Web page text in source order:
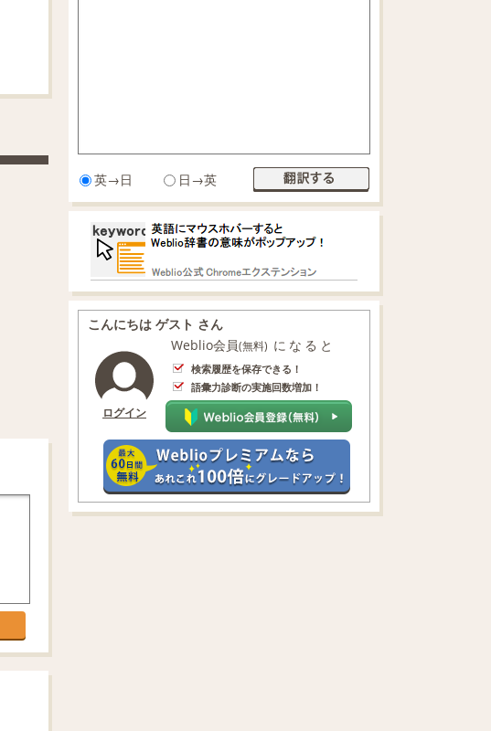
英→日 日→英
こんにちは ゲスト さん
ログイン
Weblio会員(無料) になると
検索履歴を保存できる！
語彙力診断の実施回数増加！